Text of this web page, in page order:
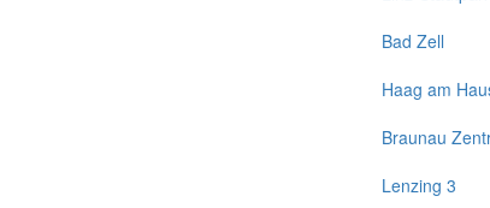
Bad Zell
Haag am
Braunau
Lenzing 3